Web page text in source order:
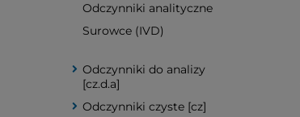
Odczynniki analityczne
Surowce (IVD)
Odczynniki do analizy
[cz.d.a]
Odczynniki czyste [cz]